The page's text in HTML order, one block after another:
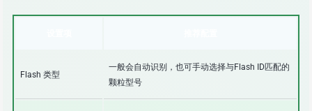
Flash 类型
一般会自动识别，也可手动选择与Flash ID匹配的
颗粒型号